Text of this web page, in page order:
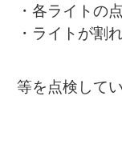
・各ライトの
・ライトが割
等を点検してい